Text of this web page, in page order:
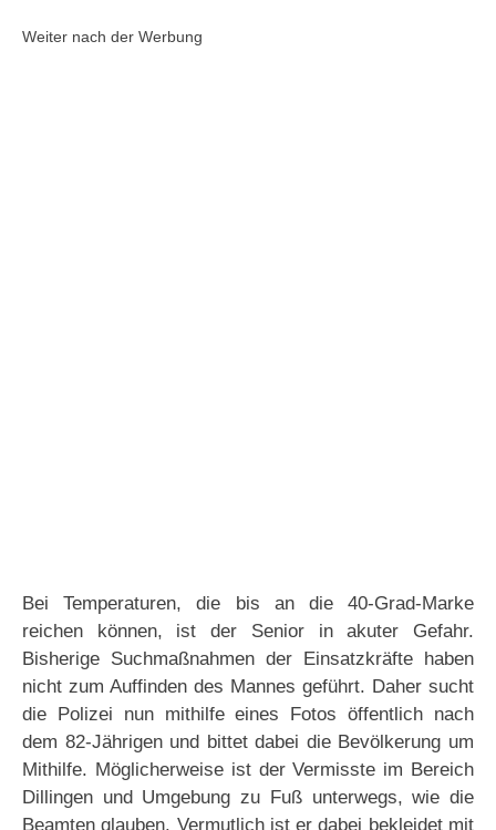
Weiter nach der Werbung
Bei Temperaturen, die bis an die 40-Grad-Marke
reichen können, ist der Senior in akuter Gefahr.
Bisherige Suchmaßnahmen der Einsatzkräfte haben
nicht zum Auffinden des Mannes geführt. Daher sucht
die Polizei nun mithilfe eines Fotos öffentlich nach
dem 82-Jährigen und bittet dabei die Bevölkerung um
Mithilfe. Möglicherweise ist der Vermisste im Bereich
Dillingen und Umgebung zu Fuß unterwegs, wie die
Beamten glauben. Vermutlich ist er dabei bekleidet mit